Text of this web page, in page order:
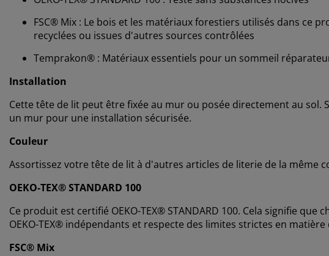
FSC® Mix : Le bois et les matériaux forestiers utilisés dans ce
recyclées ou issues d'autres sources contrôlées
Temprakon® : Matériaux essentiels pour un sommeil
Installation
Cette tête de lit peut être fixée au mur ou posée directement au sol.
un mur pour une installation sécurisée.
Couleur
Assortissez votre tête de lit à d'autres articles de literie de la même
OEKO-TEX® STANDARD 100
Ce produit est certifié OEKO-TEX® STANDARD 100. Cela signifie
OEKO-TEX® indépendants et respecte des limites strictes en
FSC® Mix